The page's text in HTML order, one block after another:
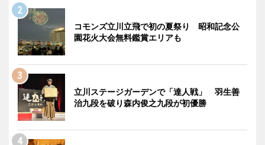
コモンズ立川立飛で初の夏祭り 昭和記念公
園花火大会無料鑑賞エリアも
立川ステージガーデンで「達人戦」 羽生善
治九段を破り森内俊之九段が初優勝